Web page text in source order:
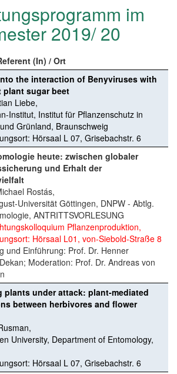
im
2019/ 20
(In) / Ort
the interaction of Benyviruses with
plant sugar beet
Liebe,
Institut, Institut für Pflanzenschutz in
Grünland, Braunschweig
Hörsaal L 07, Grisebachstr. 6
heute: zwischen globaler
und Erhalt der
Rostás,
Universität Göttingen, DNPW - Abtlg.
ANTRITTSVORLESUNG
Pflanzenproduktion,
Hörsaal L01, von-Siebold-Straße 8
und Einführung: Prof. Dr. Henner
Moderation: Prof. Dr. Andreas von
plants under attack: plant-mediated
between herbivores and flower
University, Department of Entomology,
Hörsaal L 07, Grisebachstr. 6